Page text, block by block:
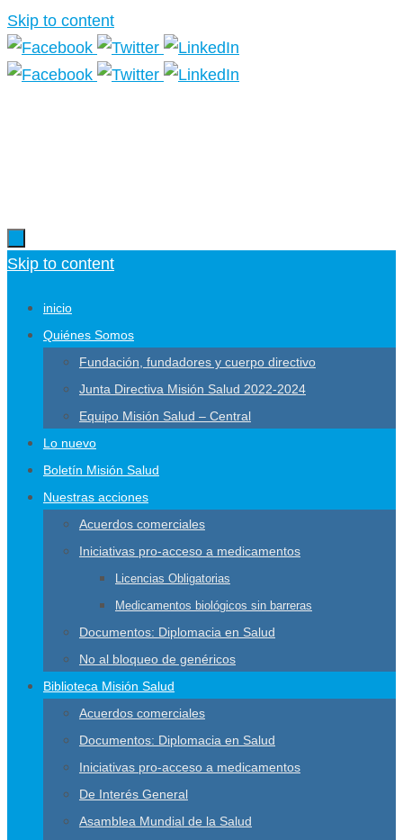
Skip to content
Skip to content
inicio
Quiénes Somos
Fundación, fundadores y cuerpo directivo
Junta Directiva Misión Salud 2022-2024
Equipo Misión Salud – Central
Lo nuevo
Boletín Misión Salud
Nuestras acciones
Acuerdos comerciales
Iniciativas pro-acceso a medicamentos
Licencias Obligatorias
Medicamentos biológicos sin barreras
Documentos: Diplomacia en Salud
No al bloqueo de genéricos
Biblioteca Misión Salud
Acuerdos comerciales
Documentos: Diplomacia en Salud
Iniciativas pro-acceso a medicamentos
De Interés General
Asamblea Mundial de la Salud
Más información.